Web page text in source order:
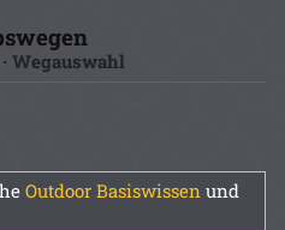
Wegauswahl
Outdoor Basiswissen und